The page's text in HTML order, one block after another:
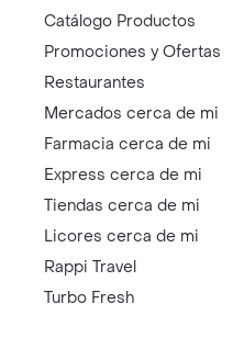
Catálogo Productos
Promociones y Ofertas
Restaurantes
Mercados cerca de mi
Farmacia cerca de mi
Express cerca de mi
Tiendas cerca de mi
Licores cerca de mi
Rappi Travel
Turbo Fresh